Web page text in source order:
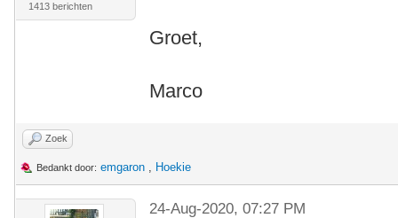
1413 berichten
Groet,
Marco
Zoek
Bedankt door: emgaron , Hoekie
24-Aug-2020, 07:27 PM